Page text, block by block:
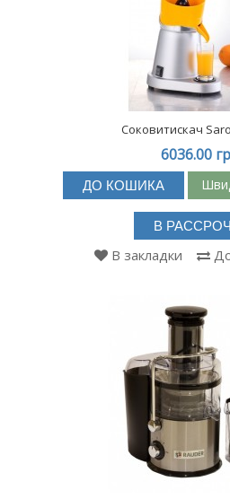
Соковитискач Saro
6036.00
ДО КОШИКА
В
В закладки